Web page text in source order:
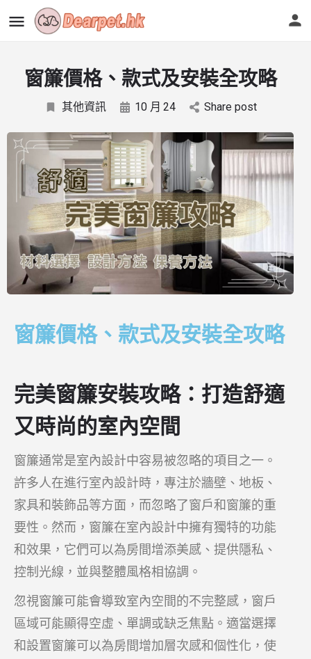
窗簾價格、款式及安裝全攻略
其他資訊 10 月 24 Share post
窗簾價格、款式及安裝全攻略
完美窗簾安裝攻略：打造舒適
又時尚的室內空間
窗簾通常是室內設計中容易被忽略的項目之一。
許多人在進行室內設計時，專注於牆壁、地板、
家具和裝飾品等方面，而忽略了窗戶和窗簾的重
要性。然而，窗簾在室內設計中擁有獨特的功能
和效果，它們可以為房間增添美感、提供隱私、
控制光線，並與整體風格相協調。
忽視窗簾可能會導致室內空間的不完整感，窗戶
區域可能顯得空虛、單調或缺乏焦點。適當選擇
和設置窗簾可以為房間增加層次感和個性化，使